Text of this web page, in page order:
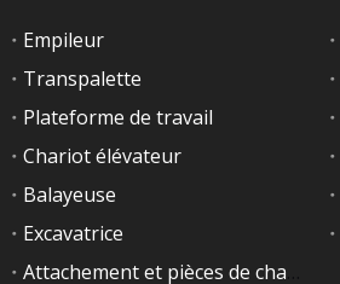
Empileur
Transpalette
Plateforme de travail
Chariot élévateur
Balayeuse
Excavatrice